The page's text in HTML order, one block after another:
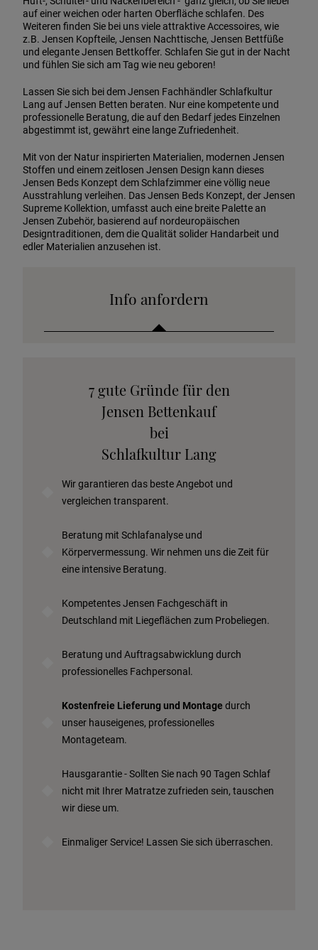
auf einer weichen oder harten Oberfläche schlafen. Des
Weiteren finden Sie bei uns viele attraktive Accessoires, wie
z.B. Jensen Kopfteile, Jensen Nachttische, Jensen Bettfüße
und elegante Jensen Bettkoffer. Schlafen Sie gut in der Nacht
und fühlen Sie sich am Tag wie neu geboren!
Lassen Sie sich bei dem Jensen Fachhändler Schlafkultur
Lang auf Jensen Betten beraten. Nur eine kompetente und
professionelle Beratung, die auf den Bedarf jedes Einzelnen
abgestimmt ist, gewährt eine lange Zufriedenheit.
Mit von der Natur inspirierten Materialien, modernen Jensen
Stoffen und einem zeitlosen Jensen Design kann dieses
Jensen Beds Konzept dem Schlafzimmer eine völlig neue
Ausstrahlung verleihen. Das Jensen Beds Konzept, der Jensen
Supreme Kollektion, umfasst auch eine breite Palette an
Jensen Zubehör, basierend auf nordeuropäischen
Designtraditionen, dem die Qualität solider Handarbeit und
edler Materialien anzusehen ist.
Info anfordern
Stoffkollektion anfordern
Telefonische Beratung anfordern
Angebot anfordern
Probeschlafen im Hotel
7 gute Gründe für den
Jensen Bettenkauf
bei
Schlafkultur Lang
Wir garantieren das beste Angebot und
vergleichen transparent.
Beratung mit Schlafanalyse und
Körpervermessung. Wir nehmen uns die Zeit für
eine intensive Beratung.
Kompetentes Jensen Fachgeschäft in
Deutschland mit Liegeflächen zum Probeliegen.
Beratung und Auftragsabwicklung durch
professionelles Fachpersonal.
Kostenfreie Lieferung und Montage durch
unser hauseigenes, professionelles
Montageteam.
Hausgarantie - Sollten Sie nach 90 Tagen Schlaf
nicht mit Ihrer Matratze zufrieden sein, tauschen
wir diese um.
Einmaliger Service! Lassen Sie sich überraschen.